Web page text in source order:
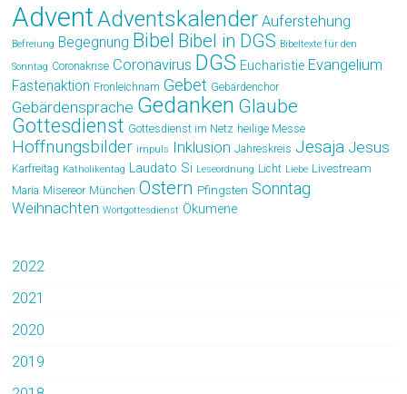
AdventAdventskalender Auferstehung
Befreiung Begegnung Bibel Bibel in DGS Bibeltexte für den
Sonntag Coronakrise Coronavirus DGS Eucharistie Evangelium
Fastenaktion Fronleichnam Gebet Gebärdenchor
Gebärdensprache Gedanken Glaube
Gottesdienst Gottesdienst im Netz heilige Messe
Hoffnungsbilder impuls Inklusion Jahreskreis Jesaja Jesus
Karfreitag Katholikentag Laudato Si Leseordnung Licht Liebe Livestream
Maria Misereor München Ostern Pfingsten Sonntag
Weihnachten Wortgottesdienst Ökumene
2022
2021
2020
2019